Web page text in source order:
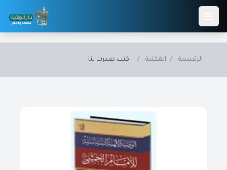
Skip to main content
الرئيسية / المكتبة / كتب صدرت لنا